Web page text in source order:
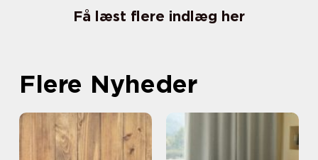
Få læst flere indlæg her
Flere Nyheder